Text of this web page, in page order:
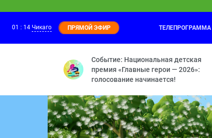
24:30
Маша и Медведь
У страха глаза велики — Добро
01 : 14 Чикаго ПРЯМОЙ ЭФИР ТЕЛЕПРОГРАММА
Событие: Национальная детская
премия «Главные герои — 2026»:
голосование начинается!